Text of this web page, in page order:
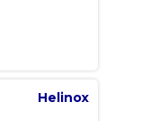
Helinox